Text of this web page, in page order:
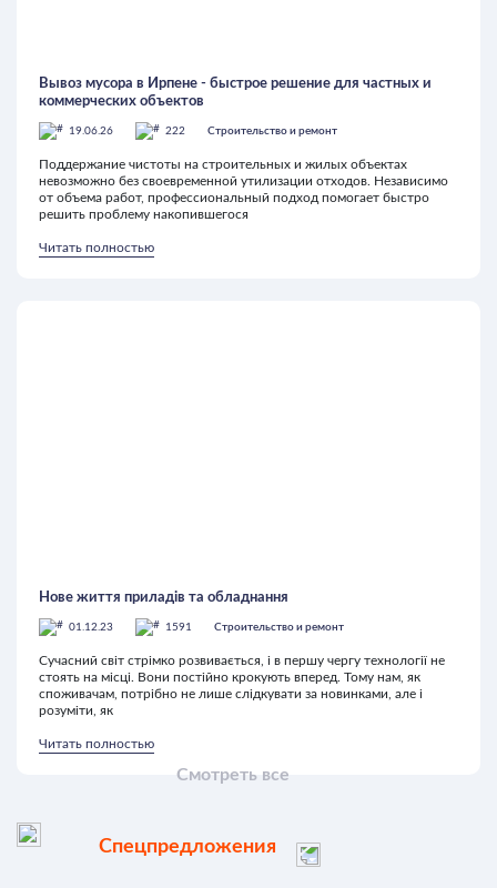
Смотреть все
Вывоз мусора в Ирпене - быстрое решение для частных и
коммерческих объектов
19.06.26 222 Строительство и ремонт
Поддержание чистоты на строительных и жилых объектах
невозможно без своевременной утилизации отходов. Независимо
от объема работ, профессиональный подход помогает быстро
решить проблему накопившегося
Читать полностью
Нове життя приладів та обладнання
01.12.23 1591 Строительство и ремонт
Сучасний світ стрімко розвивається, і в першу чергу технології не
стоять на місці. Вони постійно крокують вперед. Тому нам, як
споживачам, потрібно не лише слідкувати за новинками, але і
розуміти, як
Читать полностью
Спецпредложения